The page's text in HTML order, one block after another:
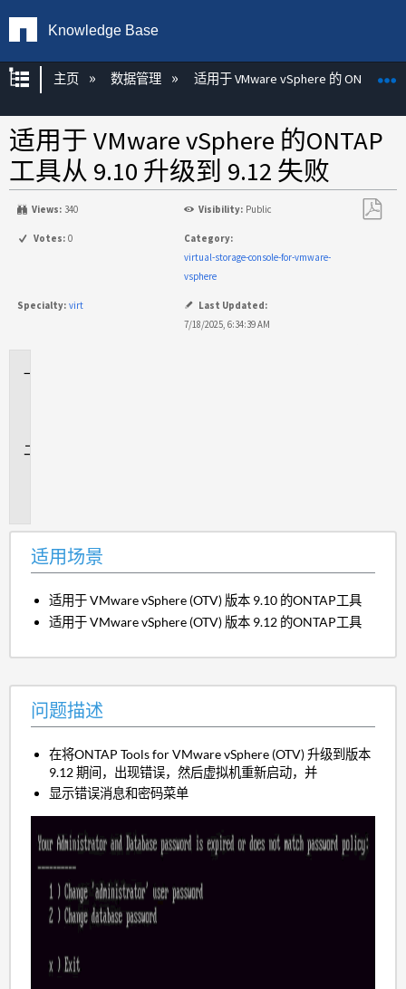
Knowledge Base
扩展/隐缩全局层次
主页 数据管理 适用于 VMware vSphere 的 ONTAP 工
适用于 VMware vSphere 的ONTAP
工具从 9.10 升级到 9.12 失败
Views: 340 Visibility: Public
Votes: 0
Category:
virtual-storage-console-for-vmware-
vsphere
Specialty: virt
Last Updated:
7/18/2025, 6:34:39 AM
适用场景
适用于 VMware vSphere (OTV) 版本 9.10 的ONTAP工具
适用于 VMware vSphere (OTV) 版本 9.12 的ONTAP工具
问题描述
在将ONTAP Tools for VMware vSphere (OTV) 升级到版本
9.12 期间，出现错误，然后虚拟机重新启动，并
显示错误消息和密码菜单